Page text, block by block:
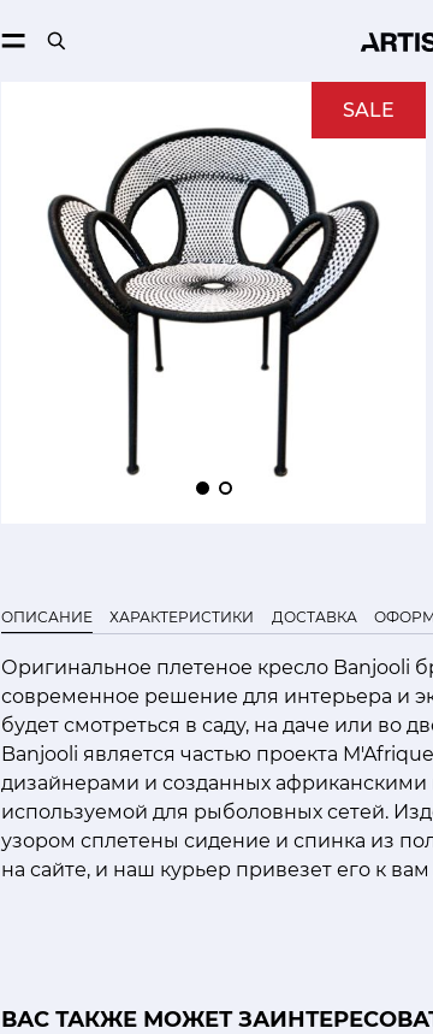
SALE
ОПИСАНИЕ ХАРАКТЕРИСТИКИ ДОСТАВКА
Оригинальное плетеное кресло Banjooli
современное решение для интерьера и
будет смотреться в саду, на даче или во
Banjooli является частью проекта
дизайнерами и созданных
используемой для рыболовных сетей.
узором сплетены сидение и спинка из
на сайте, и наш курьер привезет его к
ВАС ТАКЖЕ МОЖЕТ